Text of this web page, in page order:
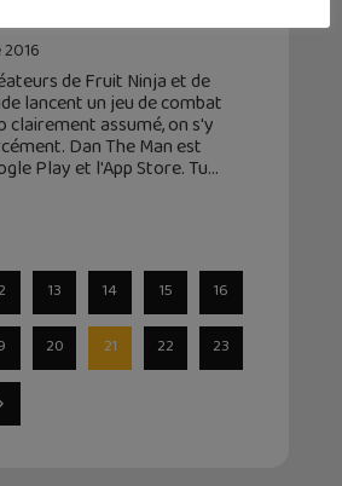
de Fruit Ninja et de
lancent un jeu de combat
assumé, on s'y
Dan The Man est
Play et l'App Store. Tu
13 14 15 16
20 21 22 23